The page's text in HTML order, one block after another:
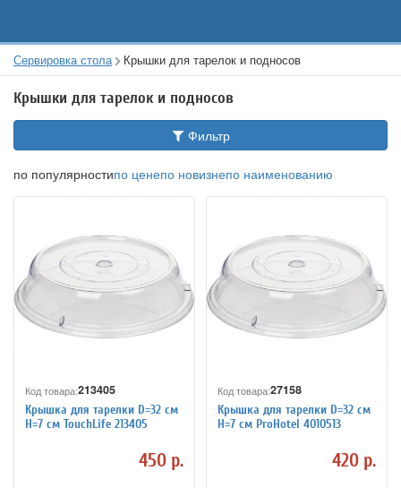
Сервировка стола Крышки для тарелок и подносов
Крышки для тарелок и подносов
Фильтр
по популярностипо ценепо новизнепо наименованию
Код товара:213405
Крышка для тарелки D=32 см
H=7 см TouchLife 213405
450 р.
Код товара:27158
Крышка для тарелки D=32 см
H=7 см ProHotel 4010513
420 р.